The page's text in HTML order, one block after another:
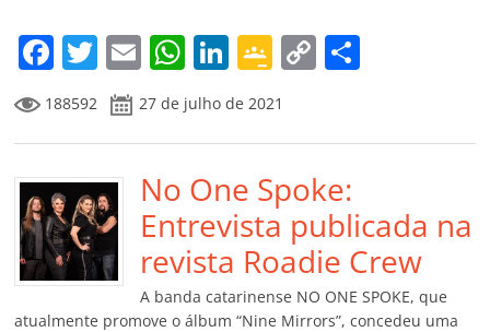
m
F
a
c
e
b
o
o
k
T
w
itt
er
E
m
ai
l
W
h
at
s
A
p
p
Li
n
k
e
dI
n
G
o
o
gl
e
Cl
a
ss
C
y
Li
n
k
p
til
h
ar
188592 27 de julho de 2021
No One Spoke:
Entrevista publicada na
revista Roadie Crew
A banda catarinense NO ONE SPOKE, que
atualmente promove o álbum “Nine Mirrors”, concedeu uma